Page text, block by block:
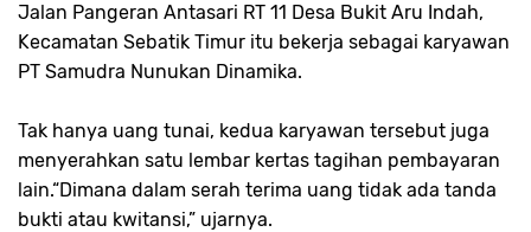
Jalan Pangeran Antasari RT 11 Desa Bukit Aru Indah,
Kecamatan Sebatik Timur itu bekerja sebagai karyawan
PT Samudra Nunukan Dinamika.
Tak hanya uang tunai, kedua karyawan tersebut juga
menyerahkan satu lembar kertas tagihan pembayaran
lain.“Dimana dalam serah terima uang tidak ada tanda
bukti atau kwitansi,” ujarnya.